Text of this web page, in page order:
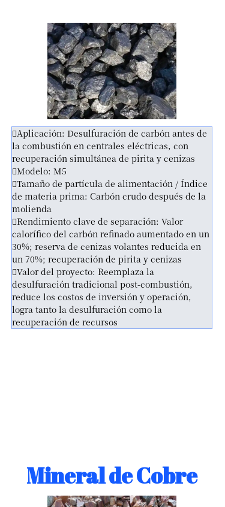
Aplicación: Desulfuración de carbón antes de
la combustión en centrales eléctricas, con
recuperación simultánea de pirita y cenizas
Modelo: M5
Tamaño de partícula de alimentación / Índice
de materia prima: Carbón crudo después de la
molienda
Rendimiento clave de separación: Valor
calorífico del carbón refinado aumentado en un
30%; reserva de cenizas volantes reducida en
un 70%; recuperación de pirita y cenizas
Valor del proyecto: Reemplaza la
desulfuración tradicional post-combustión,
reduce los costos de inversión y operación,
logra tanto la desulfuración como la
recuperación de recursos
Mineral de Cobre